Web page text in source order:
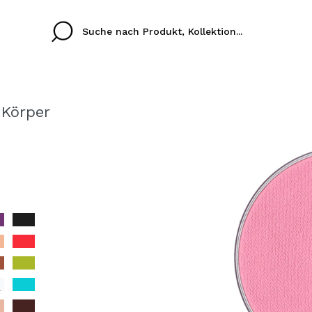
Ich habe hier kein
ICH
Durch die Erstellung
Einkäufe schnell
ESPAÑOL
Ines
colori